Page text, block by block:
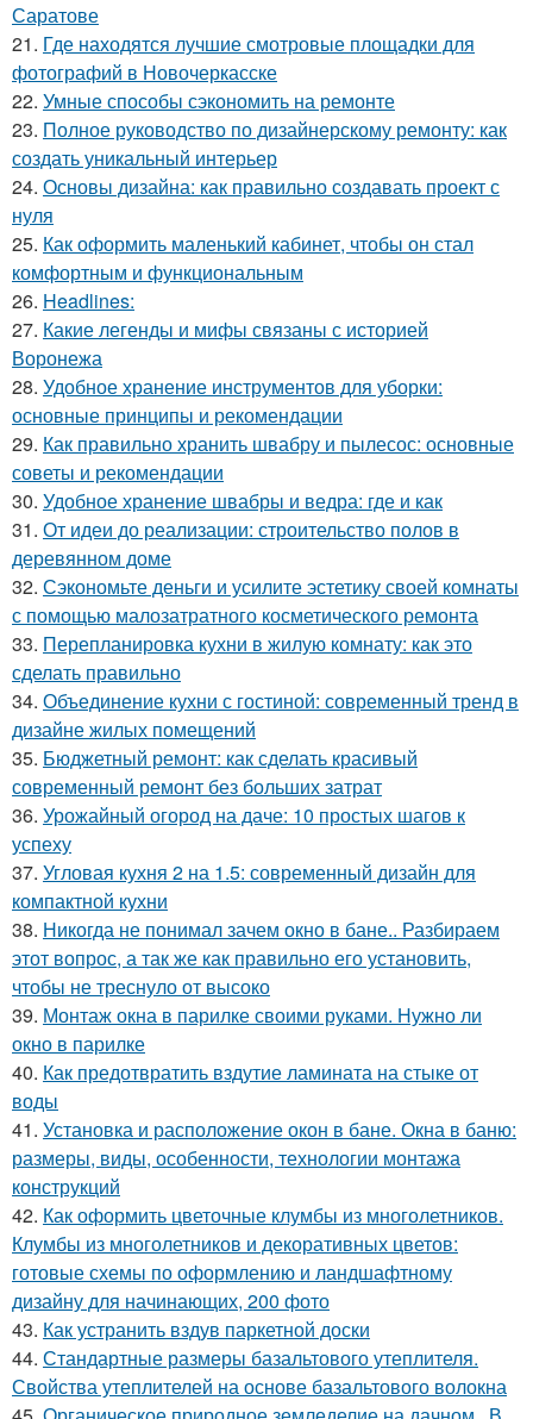
Саратове
21. Где находятся лучшие смотровые площадки для
фотографий в Новочеркасске
22. Умные способы сэкономить на ремонте
23. Полное руководство по дизайнерскому ремонту: как
создать уникальный интерьер
24. Основы дизайна: как правильно создавать проект с
нуля
25. Как оформить маленький кабинет, чтобы он стал
комфортным и функциональным
26. Headlines:
27. Какие легенды и мифы связаны с историей
Воронежа
28. Удобное хранение инструментов для уборки:
основные принципы и рекомендации
29. Как правильно хранить швабру и пылесос: основные
советы и рекомендации
30. Удобное хранение швабры и ведра: где и как
31. От идеи до реализации: строительство полов в
деревянном доме
32. Сэкономьте деньги и усилите эстетику своей комнаты
с помощью малозатратного косметического ремонта
33. Перепланировка кухни в жилую комнату: как это
сделать правильно
34. Объединение кухни с гостиной: современный тренд в
дизайне жилых помещений
35. Бюджетный ремонт: как сделать красивый
современный ремонт без больших затрат
36. Урожайный огород на даче: 10 простых шагов к
успеху
37. Угловая кухня 2 на 1.5: современный дизайн для
компактной кухни
38. Никогда не понимал зачем окно в бане.. Разбираем
этот вопрос, а так же как правильно его установить,
чтобы не треснуло от высоко
39. Монтаж окна в парилке своими руками. Нужно ли
окно в парилке
40. Как предотвратить вздутие ламината на стыке от
воды
41. Установка и расположение окон в бане. Окна в баню:
размеры, виды, особенности, технологии монтажа
конструкций
42. Как оформить цветочные клумбы из многолетников.
Клумбы из многолетников и декоративных цветов:
готовые схемы по оформлению и ландшафтному
дизайну для начинающих, 200 фото
43. Как устранить вздув паркетной доски
44. Стандартные размеры базальтового утеплителя.
Свойства утеплителей на основе базальтового волокна